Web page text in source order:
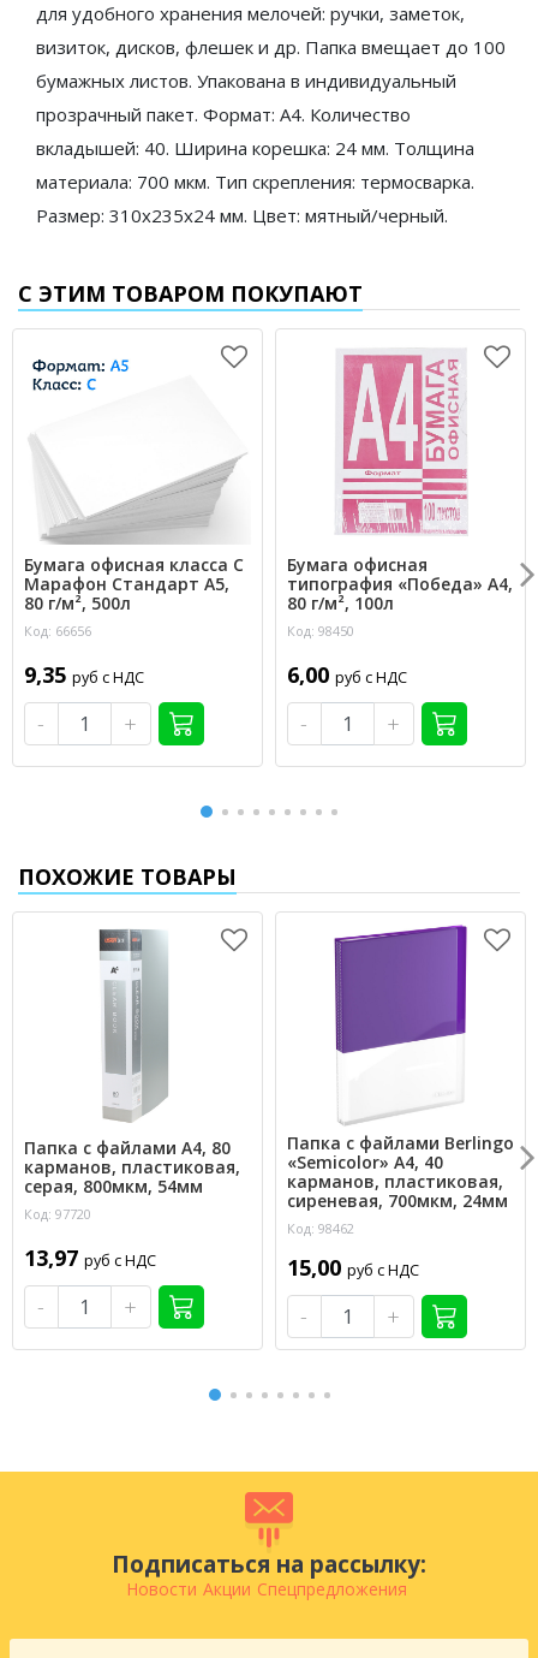
для удобного хранения мелочей: ручки, заметок,
визиток, дисков, флешек и др. Папка вмещает до 100
бумажных листов. Упакована в индивидуальный
прозрачный пакет. Формат: А4. Количество
вкладышей: 40. Ширина корешка: 24 мм. Толщина
материала: 700 мкм. Тип скрепления: термосварка.
Размер: 310х235х24 мм. Цвет: мятный/черный.
С ЭТИМ ТОВАРОМ ПОКУПАЮТ
Бумага офисная класса С
Марафон Стандарт А5,
80 г/м², 500л
Код: 66656
9,35 руб с НДС
- +
Бумага офисная
типография «Победа» А4,
80 г/м², 100л
Код: 98450
6,00 руб с НДС
- +
ПОХОЖИЕ ТОВАРЫ
Папка с файлами А4, 80
карманов, пластиковая,
серая, 800мкм, 54мм
Код: 97720
13,97 руб с НДС
- +
Папка с файлами Berlingo
«Semicolor» А4, 40
карманов, пластиковая,
сиреневая, 700мкм, 24мм
Код: 98462
15,00 руб с НДС
- +
Подписаться на рассылку:
Новости Акции Спецпредложения